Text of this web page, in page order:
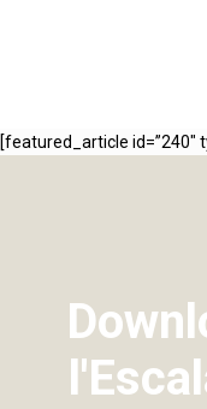
[featured_article id=”240″